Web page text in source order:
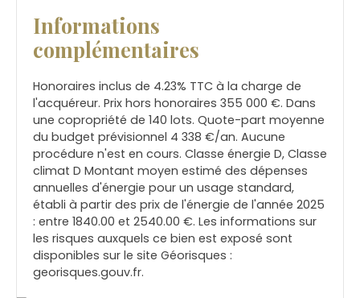
Informations
complémentaires
Honoraires inclus de 4.23% TTC à la charge de
l'acquéreur. Prix hors honoraires 355 000 €. Dans
une copropriété de 140 lots. Quote-part moyenne
du budget prévisionnel 4 338 €/an. Aucune
procédure n'est en cours. Classe énergie D, Classe
climat D Montant moyen estimé des dépenses
annuelles d'énergie pour un usage standard,
établi à partir des prix de l'énergie de l'année 2025
: entre 1840.00 et 2540.00 €. Les informations sur
les risques auxquels ce bien est exposé sont
disponibles sur le site Géorisques :
georisques.gouv.fr.